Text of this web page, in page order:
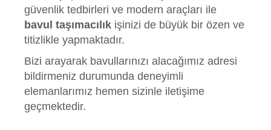
güvenlik tedbirleri ve modern araçları ile
bavul taşımacılık işinizi de büyük bir özen ve
titizlikle yapmaktadır.
Bizi arayarak bavullarınızı alacağımız adresi
bildirmeniz durumunda deneyimli
elemanlarımız hemen sizinle iletişime
geçmektedir.